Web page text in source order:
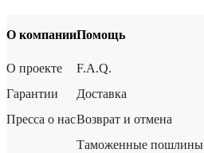
О компании
О проекте
Гарантии
Пресса о нас
Помощь
F.A.Q.
Доставка
Возврат и отмена
Таможенные пошлины